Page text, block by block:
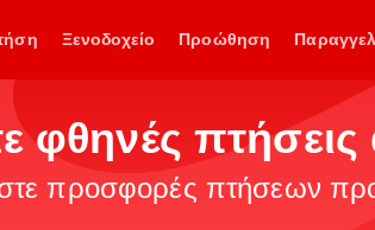
Ξενοδοχείο Προώθηση
φθηνές
προσφορές πτήσεων